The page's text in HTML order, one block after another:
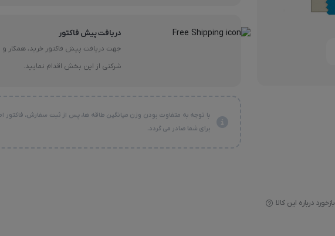
بازخورد درباره این کالا
دریافت پیش فاکتور
جهت دریافت پیش فاکتور خرید، همکار و
شرکتی از این بخش اقدام نمایید.
با توجه به متفاوت بودن وزن میانگین طاقه ها، پس از ثبت سفارش، فاکتور
برای شما صادر می گردد.